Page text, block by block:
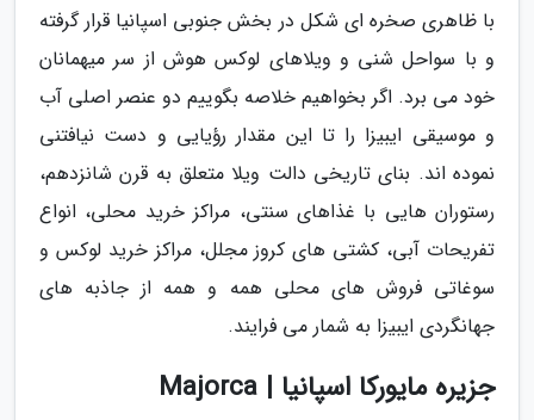
با ظاهری صخره ای شکل در بخش جنوبی اسپانیا قرار گرفته
و با سواحل شنی و ویلاهای لوکس هوش از سر میهمانان
خود می برد. اگر بخواهیم خلاصه بگوییم دو عنصر اصلی آب
و موسیقی ایبیزا را تا این مقدار رؤیایی و دست نیافتنی
نموده اند. بنای تاریخی دالت ویلا متعلق به قرن شانزدهم،
رستوران هایی با غذاهای سنتی، مراکز خرید محلی، انواع
تفریحات آبی، کشتی های کروز مجلل، مراکز خرید لوکس و
سوغاتی فروش های محلی همه و همه از جاذبه های
جهانگردی ایبیزا به شمار می فرایند.
جزیره مایورکا اسپانیا | Majorca